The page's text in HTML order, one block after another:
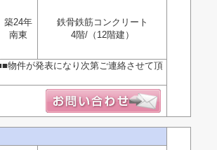
築24年
南東
鉄骨鉄筋コンクリート
4階/（12階建）
物件が発表になり次第ご連絡させて頂